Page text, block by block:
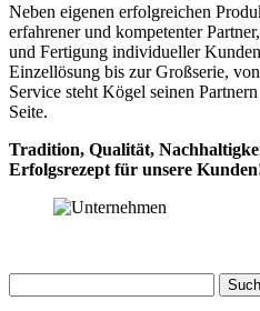
Neben eigenen erfolgreichen
erfahrener und kompetenter
und Fertigung individueller
Einzellösung bis zur Großserie,
Service steht Kögel seinen
Seite.
Tradition, Qualität,
Erfolgsrezept für unsere